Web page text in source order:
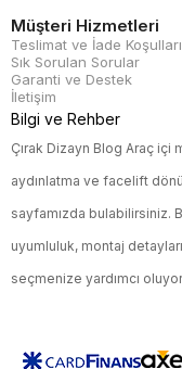
Müşteri Hizmetleri
Teslimat ve İade Koşulları
Sık Sorulan Sorular
Garanti ve Destek
İletişim
Bilgi ve Rehber
Çırak Dizayn Blog Araç
aydınlatma ve facelift
sayfamızda bulabilirsiniz.
uyumluluk, montaj
seçmenize yardımcı